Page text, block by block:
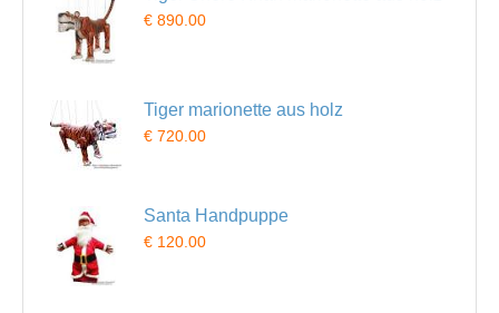
€ 890.00
Tiger marionette aus holz
€ 720.00
Santa Handpuppe
€ 120.00